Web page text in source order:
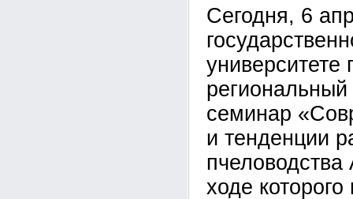
Сегодня, 6
университете
региональный
семинар
и тенденции
пчеловодства
ходе